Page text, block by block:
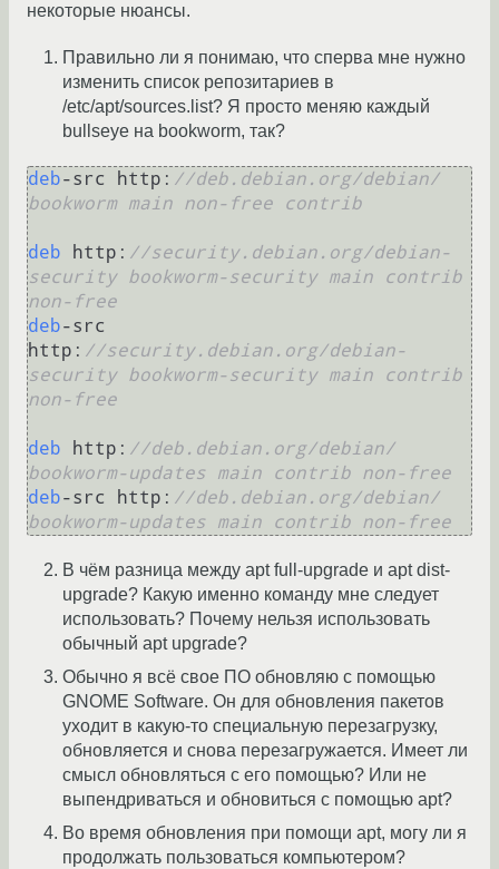
некоторые нюансы.
Правильно ли я понимаю, что сперва мне нужно
изменить список репозитариев в
/etc/apt/sources.list? Я просто меняю каждый
bullseye на bookworm, так?
deb-src http: //deb.debian.org/debian/
bookworm main non-free contrib
deb http: //security.debian.org/debian-
security bookworm-security main contrib
non-free
deb-src
http: //security.debian.org/debian-
security bookworm-security main contrib
non-free
deb http: //deb.debian.org/debian/
bookworm-updates main contrib non-free
deb-src http: //deb.debian.org/debian/
bookworm-updates main contrib non-free
В чём разница между apt full-upgrade и apt dist-
upgrade? Какую именно команду мне следует
использовать? Почему нельзя использовать
обычный apt upgrade?
Обычно я всё свое ПО обновляю с помощью
GNOME Software. Он для обновления пакетов
уходит в какую-то специальную перезагрузку,
обновляется и снова перезагружается. Имеет ли
смысл обновляться с его помощью? Или не
выпендриваться и обновиться с помощью apt?
Во время обновления при помощи apt, могу ли я
продолжать пользоваться компьютером?